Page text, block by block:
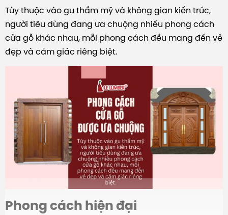
Tùy thuộc vào gu thẩm mỹ và không gian kiến trúc,
người tiêu dùng đang ưa chuộng nhiều phong cách
cửa gỗ khác nhau, mỗi phong cách đều mang đến vẻ
đẹp và cảm giác riêng biệt.
Phong cách hiện đại